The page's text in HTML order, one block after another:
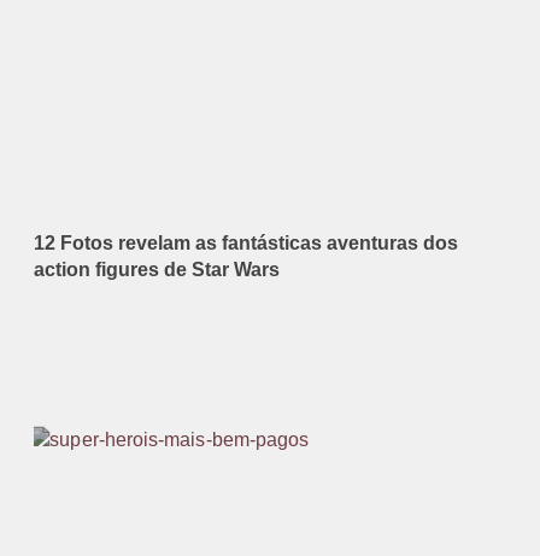
12 Fotos revelam as fantásticas aventuras dos
action figures de Star Wars